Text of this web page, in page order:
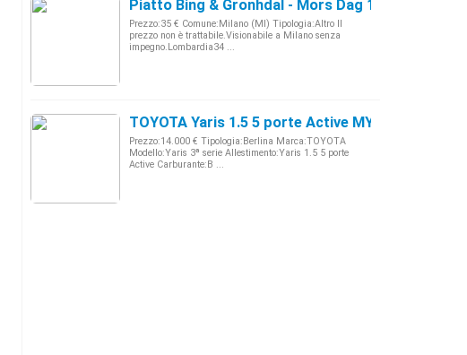
Piatto Bing & Gronhdal - Mors Dag 1996
Prezzo:35 € Comune:Milano (MI) Tipologia:Altro Il
prezzo non è trattabile.Visionabile a Milano senza
impegno.Lombardia34 ...
TOYOTA Yaris 1.5 5 porte Active MY17
Prezzo:14.000 € Tipologia:Berlina Marca:TOYOTA
Modello:Yaris 3ª serie Allestimento:Yaris 1.5 5 porte
Active Carburante:B ...